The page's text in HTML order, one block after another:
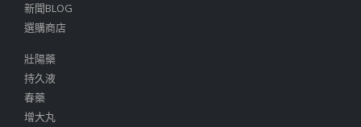
新聞BLOG
選購商店
壯陽藥
持久液
春藥
增大丸